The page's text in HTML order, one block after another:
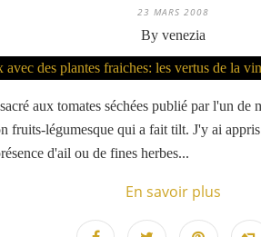
23 MARS 2008
By venezia
aux tomates séchées publié par l'un de
fruits-légumesque qui a fait tilt. J'y ai
d'ail ou de fines herbes...
En savoir plus